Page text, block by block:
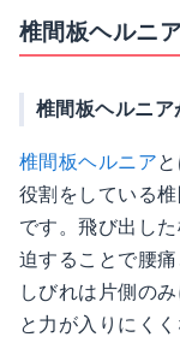
椎間板ヘルニ
椎間板ヘルニア
椎間板ヘルニア
役割をしている
です。飛び出し
迫することで腰
しびれは片側の
と力が入りにく